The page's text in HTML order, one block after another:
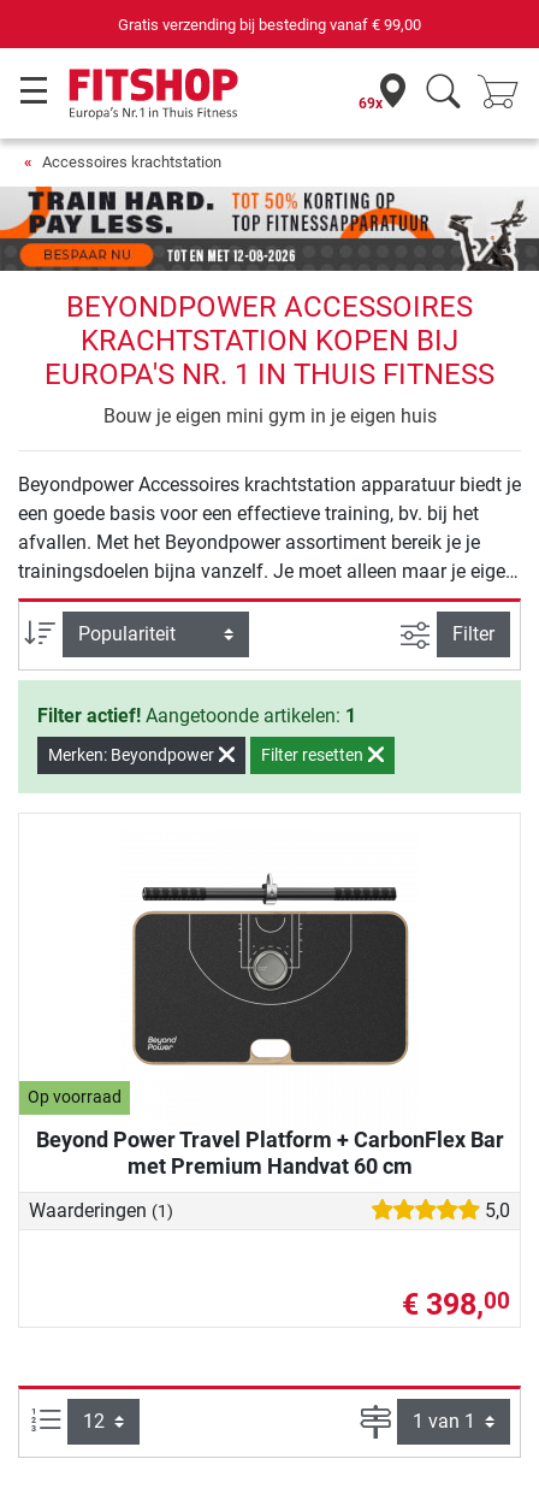
Gratis verzending bij besteding vanaf € 99,00
69x
Accessoires krachtstation
BEYONDPOWER ACCESSOIRES
KRACHTSTATION KOPEN BIJ
EUROPA'S NR. 1 IN THUIS FITNESS
Bouw je eigen mini gym in je eigen huis
Beyondpower Accessoires krachtstation apparatuur biedt je
een goede basis voor een effectieve training, bv. bij het
afvallen. Met het Beyondpower assortiment bereik je je
trainingsdoelen bijna vanzelf. Je moet alleen maar je eigen
wil overtuigen om met de training te beginnen.
Sortering
Zoeken
Filter
Filter actief! Aangetoonde artikelen: 1
Merken: Beyondpower Filter resetten
Op voorraad
Beyond Power Travel Platform + CarbonFlex Bar
met Premium Handvat 60 cm
Waarderingen (1) 5,0
€ 398,00
Artikelen per pagina: Pagina